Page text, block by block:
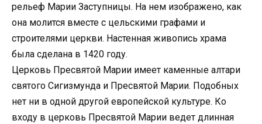
рельеф Марии Заступницы. На нем изображено, как
она молится вместе с цельскими графами и
строителями церкви. Настенная живопись храма
была сделана в 1420 году.
Церковь Пресвятой Марии имеет каменные алтари
святого Сигизмунда и Пресвятой Марии. Подобных
нет ни в одной другой европейской культуре. Ко
входу в церковь Пресвятой Марии ведет длинная